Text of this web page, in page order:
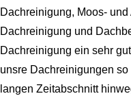
Dachreinigung, Moos-
Dachreinigung und
Dachreinigung ein sehr
unsre Dachreinigungen
langen Zeitabschnitt